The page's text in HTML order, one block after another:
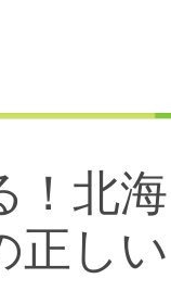
！北海
正しい